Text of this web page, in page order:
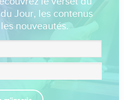
Jour, les contenus
nouveautés.